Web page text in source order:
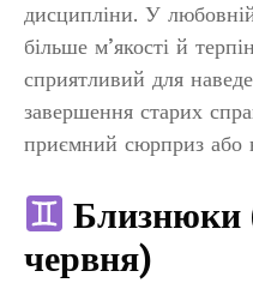
дисципліни. У
більше м’якості й
сприятливий для
завершення старих
приємний сюрприз або
Близнюки
червня)